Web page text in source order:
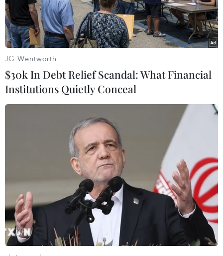
cảng miền Đông Ấn Độ
09/12/2018 10:30
Các tàu tuần tra tên lửa Varyag, tàu khu trục Admiral
Panteleyev và tàu tiếp liệu Boris Butoma thuộc Hạm đội
gia cuộc tập trận Indra Navy 2018.
JG Wentworth
$30k In Debt Relief Scandal: What Financial
Institutions Quietly Conceal